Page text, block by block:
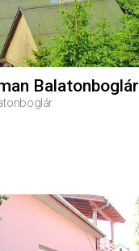
Balatonboglár